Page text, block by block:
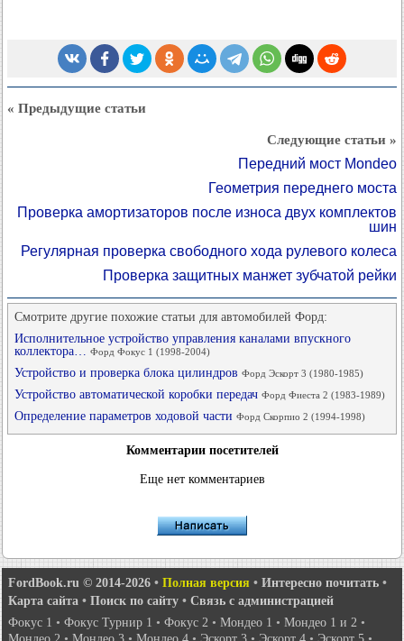
« Предыдущие статьи
Следующие статьи »
Передний мост Mondeo
Геометрия переднего моста
Проверка амортизаторов после износа двух комплектов
шин
Регулярная проверка свободного хода рулевого колеса
Проверка защитных манжет зубчатой рейки
Смотрите другие похожие статьи для автомобилей Форд:
Исполнительное устройство управления каналами впускного
коллектора… Форд Фокус 1 (1998-2004)
Устройство и проверка блока цилиндров Форд Эскорт 3 (1980-1985)
Устройство автоматической коробки передач Форд Фиеста 2 (1983-1989)
Определение параметров ходовой части Форд Скорпио 2 (1994-1998)
Комментарии посетителей
Еще нет комментариев
FordBook.ru © 2014-2026 • Полная версия • Интересно почитать •
Карта сайта • Поиск по сайту • Связь с администрацией
Фокус 1 • Фокус Турнир 1 • Фокус 2 • Мондео 1 • Мондео 1 и 2 •